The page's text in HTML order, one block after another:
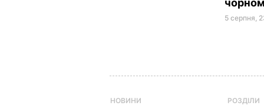
5 серпня,
НОВИНИ РОЗДІЛИ